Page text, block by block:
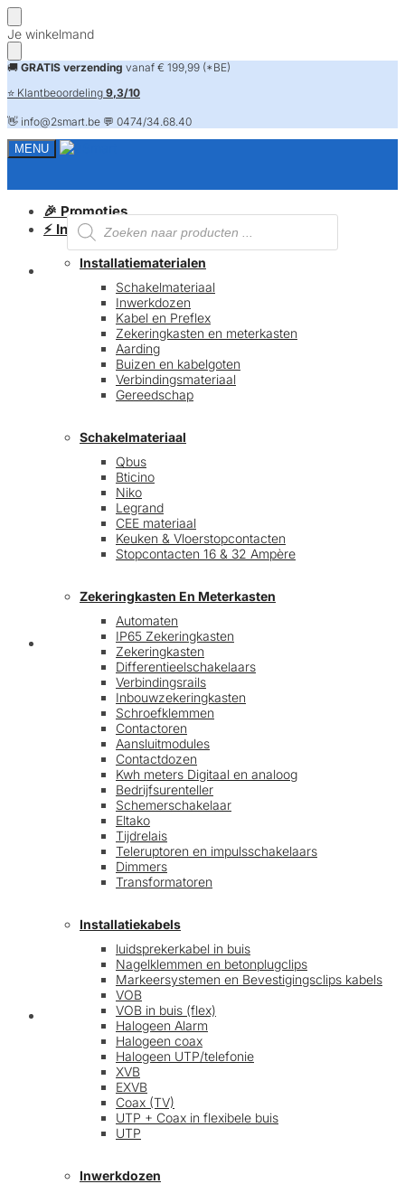
Skip
to
navigation
Skip
to
content
Je winkelmand
🚚 GRATIS verzending vanaf € 199,99 (*BE)
⭐ Klantbeoordeling 9,3/10
👋 info@2smart.be 💬 0474/34.68.40
MENU
Producten
zoeken
FAQ
Mijn account
🎉 Promoties
⚡ Installatiematerialen
Installatiematerialen
Schakelmateriaal
Inwerkdozen
Kabel en Preflex
Zekeringkasten en meterkasten
Aarding
Buizen en kabelgoten
Verbindingsmateriaal
Gereedschap
Schakelmateriaal
Qbus
Bticino
Niko
Legrand
CEE materiaal
Keuken & Vloerstopcontacten
Stopcontacten 16 & 32 Ampère
Zekeringkasten En Meterkasten
Automaten
IP65 Zekeringkasten
Zekeringkasten
Differentieelschakelaars
Verbindingsrails
Inbouwzekeringkasten
Schroefklemmen
Contactoren
Aansluitmodules
Contactdozen
Kwh meters Digitaal en analoog
Bedrijfsurenteller
Schemerschakelaar
Eltako
Tijdrelais
Teleruptoren en impulsschakelaars
Dimmers
Transformatoren
Installatiekabels
luidsprekerkabel in buis
Nagelklemmen en betonplugclips
Markeersystemen en Bevestigingsclips kabels
VOB
VOB in buis (flex)
Halogeen Alarm
Halogeen coax
Halogeen UTP/telefonie
XVB
EXVB
Coax (TV)
UTP + Coax in flexibele buis
UTP
Inwerkdozen